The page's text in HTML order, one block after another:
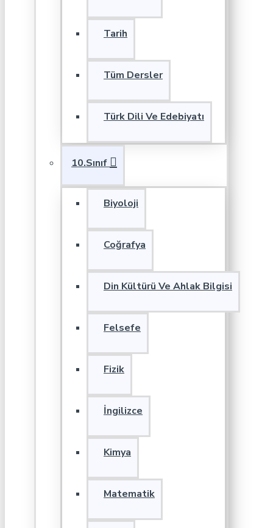
Tarih
Tüm Dersler
Türk Dili Ve Edebiyatı
10.Sınıf
Biyoloji
Coğrafya
Din Kültürü Ve Ahlak Bilgisi
Felsefe
Fizik
İngilizce
Kimya
Matematik